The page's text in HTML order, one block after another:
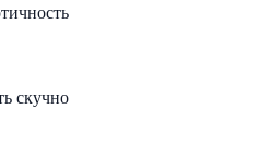
скучно